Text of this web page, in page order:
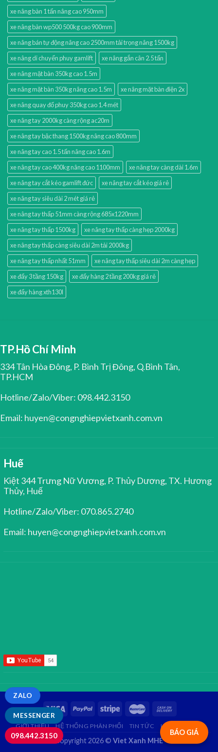
xe nâng bàn 1 tấn nâng cao 950mm
xe nâng bàn wp500 500kg cao 900mm
xe nâng bán tự động nâng cao 2500mm tải trọng nâng 1500kg
xe nâng di chuyển phuy gamlift
xe nâng gắn cân 2.5 tấn
xe nâng mặt bàn 350kg cao 1.5m
xe nâng mặt bàn 350kg nâng cao 1.5m
xe nâng mặt bàn điện 2x
xe nâng quay đổ phuy 350kg cao 1.4 mét
xe nâng tay 2000kg càng rộng ac20m
xe nâng tay bậc thang 1500kg nâng cao 800mm
xe nâng tay cao 1.5 tấn nâng cao 1.6m
xe nâng tay cao 400kg nâng cao 1100mm
xe nâng tay càng dài 1.6m
xe nâng tay cắt kéo gamlift đức
xe nâng tay cắt kéo giá rẻ
xe nâng tay siêu dài 2 mét giá rẻ
xe nâng tay thấp 51mm càng rộng 685x1220mm
xe nâng tay thấp 1500kg
xe nâng tay thấp càng hẹp 2000kg
xe nâng tay thấp càng siêu dài 2m tải 2000kg
xe nâng tay thấp nhất 51mm
xe nâng tay thấp siêu dài 2m càng hẹp
xe đẩy 3 tầng 150kg
xe đẩy hàng 2 tầng 200kg giá rẻ
xe đẩy hàng xth130l
TP.Hồ Chí Minh
334 Tân Hòa Đông, P. Bình Trị Đông, Q.Bình Tân,
TP.HCM
Hotline/Zalo/Viber: 098.442.3150
Email: huyen@congnghiepvietxanh.com.vn
Huế
Kiệt 344 Trưng Nữ Vương, P. Thủy Dương, TX. Hương
Thủy, Huế
Hotline/Zalo/Viber: 070.865.2740
Email: huyen@congnghiepvietxanh.com.vn
BÁO GIÁ
GIỚI THIỆU HỆ THỐNG PHÂN PHỐI TIN TỨC LIÊN HỆ
Copyright 2026 © Viet Xanh MHE
MESSENGER
ZALO
098.442.3150